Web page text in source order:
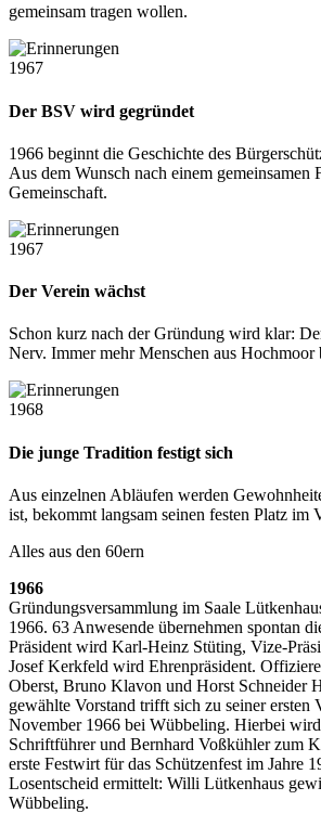
gemeinsam tragen wollen.
1967
Der BSV wird gegründet
1966 beginnt die Geschichte des
Aus dem Wunsch nach einem gemeinsamen
Gemeinschaft.
1967
Der Verein wächst
Schon kurz nach der Gründung wird klar:
Nerv. Immer mehr Menschen aus Hochmoor
1968
Die junge Tradition festigt sich
Aus einzelnen Abläufen werden
ist, bekommt langsam seinen festen Platz im
Alles aus den 60ern
1966
Gründungsversammlung im Saale
1966. 63 Anwesende übernehmen spontan
Präsident wird Karl-Heinz Stüting, Vize-
Josef Kerkfeld wird Ehrenpräsident.
Oberst, Bruno Klavon und Horst Schneider
gewählte Vorstand trifft sich zu seiner ersten
November 1966 bei Wübbeling. Hierbei
Schriftführer und Bernhard Voßkühler zum
erste Festwirt für das Schützenfest im Jahre
Losentscheid ermittelt: Willi Lütkenhaus
Wübbeling.